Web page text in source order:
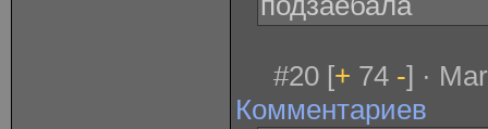
#20 [+ 74 -] ·
Комментариев